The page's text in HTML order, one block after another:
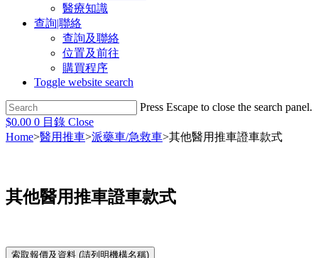
醫療知識
查詢|聯絡
查詢及聯絡
位置及前往
購買程序
Toggle website search
Press Escape to close the search panel.
$0.00 0 目錄 Close
Home>醫用推車>派藥車/急救車>其他醫用推車證車款式
其他醫用推車證車款式